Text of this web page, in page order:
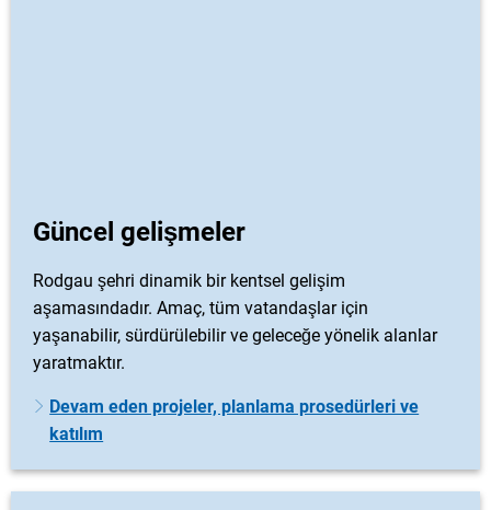
Güncel gelişmeler
Rodgau şehri dinamik bir kentsel gelişim
aşamasındadır. Amaç, tüm vatandaşlar için
yaşanabilir, sürdürülebilir ve geleceğe yönelik alanlar
yaratmaktır.
Devam eden projeler, planlama prosedürleri ve
katılım